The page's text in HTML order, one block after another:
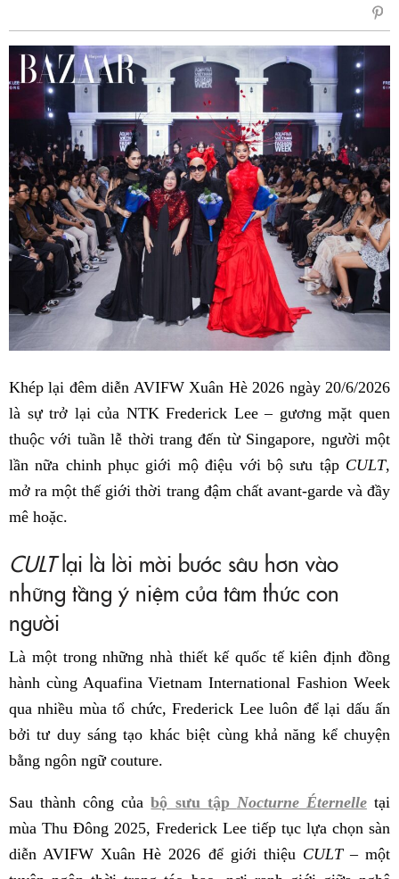
sẻ
Khép lại đêm diễn AVIFW Xuân Hè 2026 ngày 20/6/2026
là sự trở lại của NTK Frederick Lee – gương mặt quen
thuộc với tuần lễ thời trang đến từ Singapore, người một
lần nữa chinh phục giới mộ điệu với bộ sưu tập CULT,
mở ra một thế giới thời trang đậm chất avant-garde và đầy
mê hoặc.
CULTlại là lời mời bước sâu hơn vào
những tầng ý niệm của tâm thức con
người
Là một trong những nhà thiết kế quốc tế kiên định đồng
hành cùng Aquafina Vietnam International Fashion Week
qua nhiều mùa tổ chức, Frederick Lee luôn để lại dấu ấn
bởi tư duy sáng tạo khác biệt cùng khả năng kể chuyện
bằng ngôn ngữ couture.
Sau thành công củabộ sưu tập Nocturne Éternelletại
mùa Thu Đông 2025, Frederick Lee tiếp tục lựa chọn sàn
diễn AVIFW Xuân Hè 2026 để giới thiệu CULT– một